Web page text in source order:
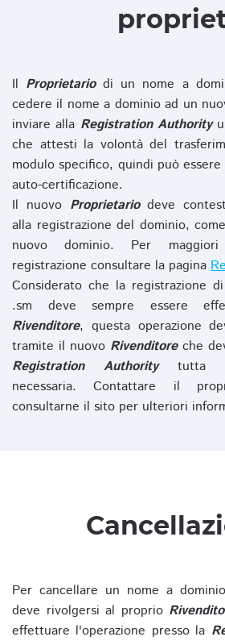
Il Proprietariodi un nome a
cedere il nome a dominio ad un
inviare alla Registration Authority
che attesti la volontà del
modulo specifico, quindi può
auto-certificazione.
Il nuovo Proprietariodeve
alla registrazione del dominio,
nuovo dominio. Per maggiori
registrazione consultare la pagina
Considerato che la registrazione
.sm deve sempre essere
Rivenditore, questa operazione
tramite il nuovo Rivenditoreche
Registration Authoritytutta la
necessaria. Contattare il
consultarne il sito per ulteriori
Per cancellare un nome a
deve rivolgersi al proprio
effettuare l'operazione presso la